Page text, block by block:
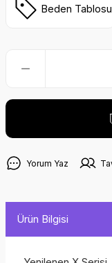
Beden Tablosu
Yorum Yaz
Ürün Bilgisi